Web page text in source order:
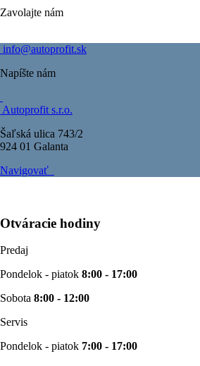
Zavolajte nám
info@autoprofit.sk
Napíšte nám
Autoprofit s.r.o.
Šaľská ulica 743/2
924 01 Galanta
Navigovať
Otváracie hodiny
Predaj
Pondelok - piatok 8:00 - 17:00
Sobota 8:00 - 12:00
Servis
Pondelok - piatok 7:00 - 17:00